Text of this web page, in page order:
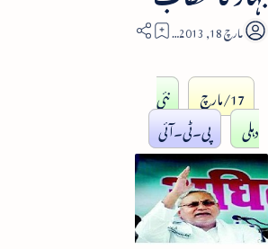
5
17/مارچ
نئی
دہلی
پی۔ٹی۔آئی